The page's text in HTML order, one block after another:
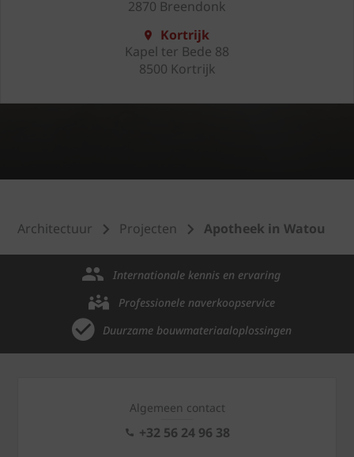
2870 Breendonk
Kortrijk
Kapel ter Bede 88
8500 Kortrijk
Architectuur Projecten Apotheek in Watou
Internationale kennis en ervaring
Professionele naverkoopservice
Duurzame bouwmateriaaloplossingen
Algemeen contact
+32 56 24 96 38